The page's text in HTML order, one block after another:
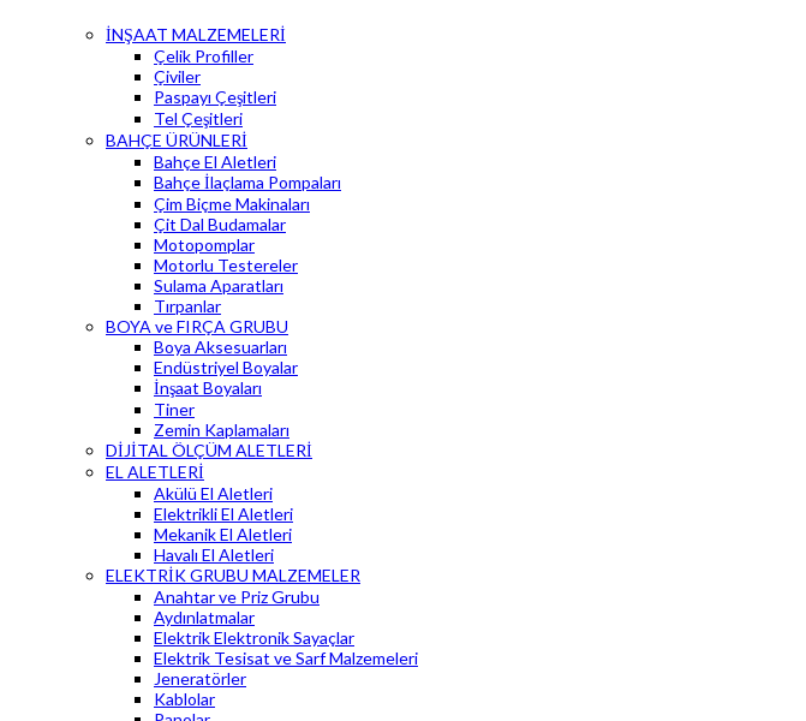
İNŞAAT MALZEMELERİ
Çelik Profiller
Çiviler
Paspayı Çeşitleri
Tel Çeşitleri
BAHÇE ÜRÜNLERİ
Bahçe El Aletleri
Bahçe İlaçlama Pompaları
Çim Biçme Makinaları
Çit Dal Budamalar
Motopomplar
Motorlu Testereler
Sulama Aparatları
Tırpanlar
BOYA ve FIRÇA GRUBU
Boya Aksesuarları
Endüstriyel Boyalar
İnşaat Boyaları
Tiner
Zemin Kaplamaları
DİJİTAL ÖLÇÜM ALETLERİ
EL ALETLERİ
Akülü El Aletleri
Elektrikli El Aletleri
Mekanik El Aletleri
Havalı El Aletleri
ELEKTRİK GRUBU MALZEMELER
Anahtar ve Priz Grubu
Aydınlatmalar
Elektrik Elektronik Sayaçlar
Elektrik Tesisat ve Sarf Malzemeleri
Jeneratörler
Kablolar